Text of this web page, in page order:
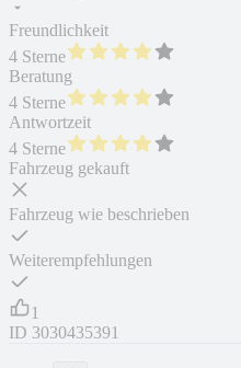
Freundlichkeit
4 Sterne
Beratung
4 Sterne
Antwortzeit
4 Sterne
Fahrzeug gekauft
Fahrzeug wie beschrieben
Weiterempfehlungen
1
ID 3030435391